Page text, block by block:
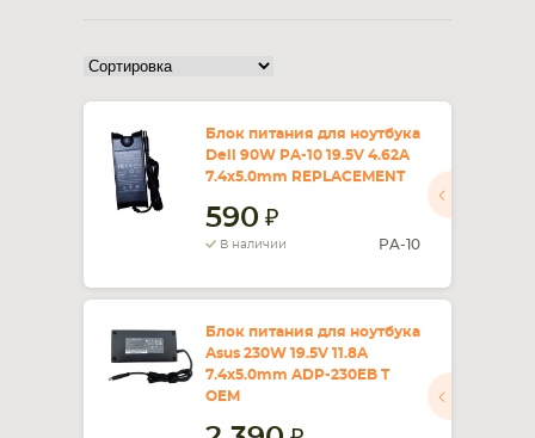
Блок питания для ноутбука
Dell 90W PA-10 19.5V 4.62A
7.4x5.0mm REPLACEMENT
590
В наличии PA-10
Блок питания для ноутбука
Asus 230W 19.5V 11.8A
7.4x5.0mm ADP-230EB T
OEM